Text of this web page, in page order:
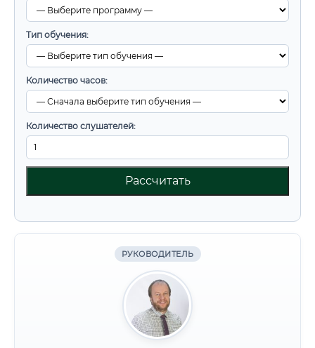
Тип обучения:
Количество часов:
Количество слушателей:
Рассчитать
РУКОВОДИТЕЛЬ